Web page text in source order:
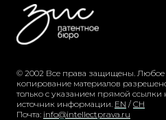
© 2002 Все права защищены. Любое
копирование материалов
только с указанием прямой ссылки
источник информации. EN / CH
Почта: info@intellectprava.ru